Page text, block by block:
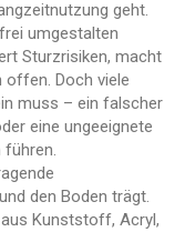
geht.
umgestalten
Sturzrisiken, macht
offen. Doch viele
muss – ein falscher
eine ungeeignete
führen.
den Boden trägt.
Kunststoff, Acryl,